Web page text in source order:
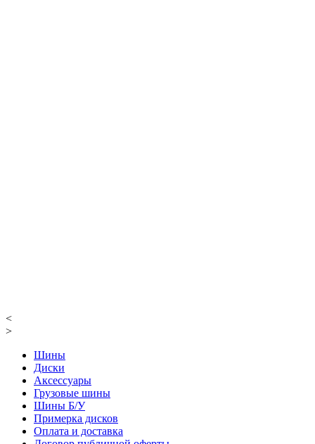
<
>
Шины
Диски
Аксессуары
Грузовые шины
Шины Б/У
Примерка дисков
Оплата и доставка